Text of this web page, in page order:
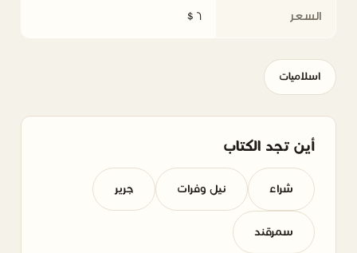
السعر 6 $
اسلاميات
أين تجد الكتاب
شراء نيل وفرات جرير
سمرقند